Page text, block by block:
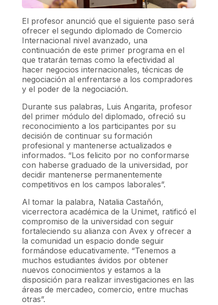
El profesor anunció que el siguiente paso será
ofrecer el segundo diplomado de Comercio
Internacional nivel avanzado, una
continuación de este primer programa en el
que tratarán temas como la efectividad al
hacer negocios internacionales, técnicas de
negociación al enfrentarse a los compradores
y el poder de la negociación.
Durante sus palabras, Luis Angarita, profesor
del primer módulo del diplomado, ofreció su
reconocimiento a los participantes por su
decisión de continuar su formación
profesional y mantenerse actualizados e
informados. “Los felicito por no conformarse
con haberse graduado de la universidad, por
decidir mantenerse permanentemente
competitivos en los campos laborales”.
Al tomar la palabra, Natalia Castañón,
vicerrectora académica de la Unimet, ratificó el
compromiso de la universidad con seguir
fortaleciendo su alianza con Avex y ofrecer a
la comunidad un espacio donde seguir
formándose educativamente. “Tenemos a
muchos estudiantes ávidos por obtener
nuevos conocimientos y estamos a la
disposición para realizar investigaciones en las
áreas de mercadeo, comercio, entre muchas
otras”.